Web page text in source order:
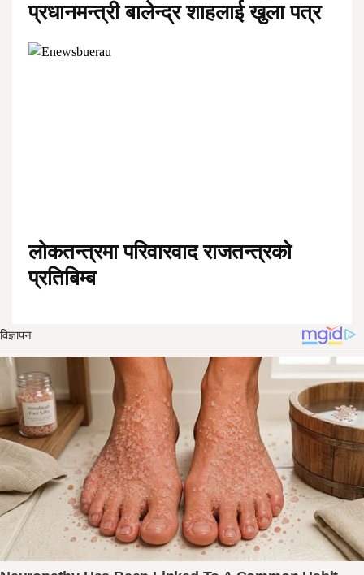
प्रधानमन्त्री बालेन्द्र शाहलाई खुला पत्र
लोकतन्त्रमा परिवारवाद राजतन्त्रको
प्रतिबिम्ब